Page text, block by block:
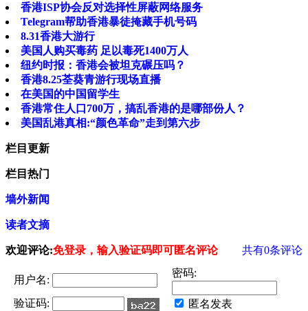
香港ISP协会反对选择性屏蔽网络服务
Telegram帮助香港暴徒掩藏手机号码
8.31香港大游行
美国人购买毒药 足以毒死1400万人
纽约时报：香港会被坦克碾压吗？
香港8.25荃葵青游行现场直播
在美国的中国留学生
香港常住人口700万，搞乱香港的是哪部份人？
美国乱港真相:“颜色革命”走到第六步
栏目更新
栏目热门
墙外新闻
读者文摘
欢迎评论:免登录，输入验证码即可匿名评论 共有0条评论
用户名:
密码:
验证码: 匿名发表